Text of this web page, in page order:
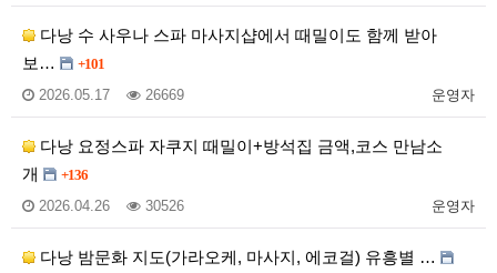
다낭 수 사우나 스파 마사지샵에서 때밀이도 함께 받아
보…
+101
운영자
2026.05.17 26669
다낭 요정스파 자쿠지 때밀이+방석집 금액,코스 만남소
개
+136
운영자
2026.04.26 30526
다낭 밤문화 지도(가라오케, 마사지, 에코걸) 유흥별 …